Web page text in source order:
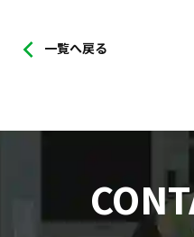
一覧へ戻る